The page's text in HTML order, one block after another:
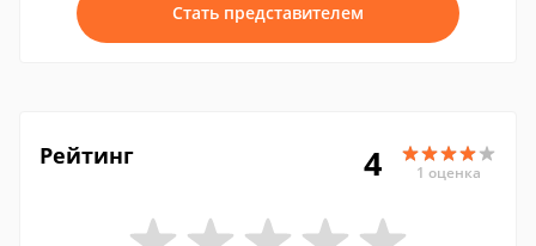
Стать представителем
Рейтинг 4 1 оценка